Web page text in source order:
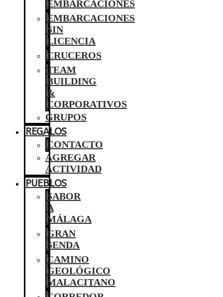
EMBARCACIONES
EMBARCACIONES
SIN
LICENCIA
CRUCEROS
TEAM
BUILDING
&
CORPORATIVOS
GRUPOS
REGALOS
CONTACTO
AGREGAR
ACTIVIDAD
PUEBLOS
SABOR
A
MÁLAGA
GRAN
SENDA
CAMINO
GEOLÓGICO
MALACITANO